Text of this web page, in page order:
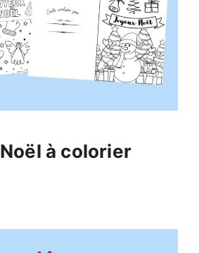
à colorier